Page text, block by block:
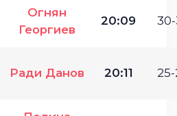
Огнян
Георгиев
20:09 30-
Ради Данов 20:11 25-